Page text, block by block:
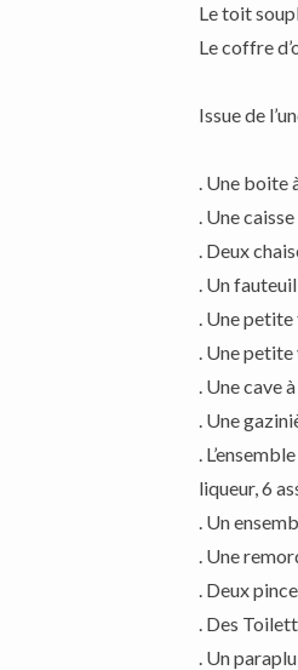
Le toit
Le coffre
Issue de
. Une boite
. Une
. Deux
. Un
. Une
. Une petite
. Une cave
. Une
.
liqueur, 6
. Un
. Une
. Deux
. Des
. Un